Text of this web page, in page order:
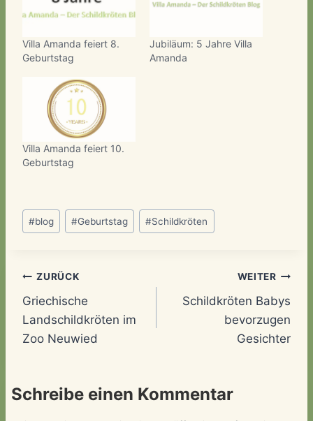
Villa Amanda feiert 8.
Geburtstag
Jubiläum: 5 Jahre Villa
Amanda
Villa Amanda feiert 10.
Geburtstag
Schlagworte:
#blog #Geburtstag #Schildkröten
Beitragsnavigation
ZURÜCK
Griechische
Landschildkröten im
Zoo Neuwied
WEITER
Schildkröten Babys
bevorzugen
Gesichter
Schreibe einen Kommentar